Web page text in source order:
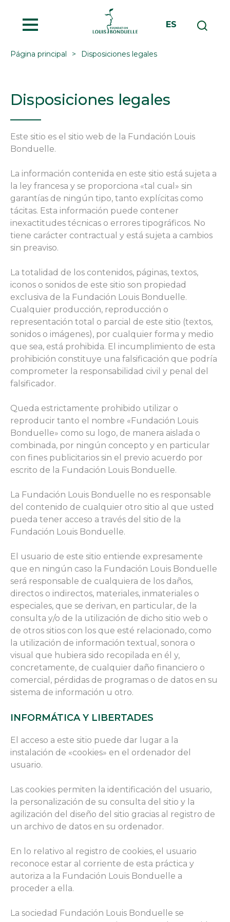
ES
Página principal Disposiciones legales
Disposiciones legales
Este sitio es el sitio web de la Fundación Louis
Bonduelle.
La información contenida en este sitio está sujeta a
la ley francesa y se proporciona «tal cual» sin
garantías de ningún tipo, tanto explícitas como
tácitas. Esta información puede contener
inexactitudes técnicas o errores tipográficos. No
tiene carácter contractual y está sujeta a cambios
sin preaviso.
La totalidad de los contenidos, páginas, textos,
iconos o sonidos de este sitio son propiedad
exclusiva de la Fundación Louis Bonduelle.
Cualquier producción, reproducción o
representación total o parcial de este sitio (textos,
sonidos o imágenes), por cualquier forma y medio
que sea, está prohibida. El incumplimiento de esta
prohibición constituye una falsificación que podría
comprometer la responsabilidad civil y penal del
falsificador.
Queda estrictamente prohibido utilizar o
reproducir tanto el nombre «Fundación Louis
Bonduelle» como su logo, de manera aislada o
combinada, por ningún concepto y en particular
con fines publicitarios sin el previo acuerdo por
escrito de la Fundación Louis Bonduelle.
La Fundación Louis Bonduelle no es responsable
del contenido de cualquier otro sitio al que usted
pueda tener acceso a través del sitio de la
Fundación Louis Bonduelle.
El usuario de este sitio entiende expresamente
que en ningún caso la Fundación Louis Bonduelle
será responsable de cualquiera de los daños,
directos o indirectos, materiales, inmateriales o
especiales, que se derivan, en particular, de la
consulta y/o de la utilización de dicho sitio web o
de otros sitios con los que esté relacionado, como
la utilización de información textual, sonora o
visual que hubiera sido recopilada en él y,
concretamente, de cualquier daño financiero o
comercial, pérdidas de programas o de datos en su
sistema de información u otro.
INFORMÁTICA Y LIBERTADES
El acceso a este sitio puede dar lugar a la
instalación de «cookies» en el ordenador del
usuario.
Las cookies permiten la identificación del usuario,
la personalización de su consulta del sitio y la
agilización del diseño del sitio gracias al registro de
un archivo de datos en su ordenador.
En lo relativo al registro de cookies, el usuario
reconoce estar al corriente de esta práctica y
autoriza a la Fundación Louis Bonduelle a
proceder a ella.
La sociedad Fundación Louis Bonduelle se